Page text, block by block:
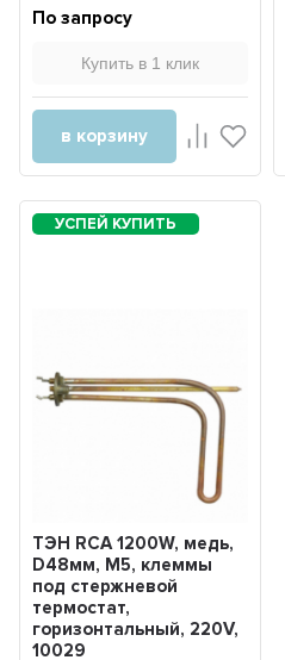
По запросу
Купить в 1 клик
в корзину
ТЭН RCA 1200W, медь,
D48мм, М5, клеммы
под стержневой
термостат,
горизонтальный, 220V,
10029